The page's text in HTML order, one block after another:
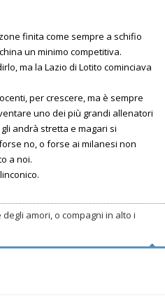
finita come sempre a schifio
un minimo competitiva.
ma la Lazio di Lotito cominciava
per crescere, ma è sempre
uno dei più grandi allenatori
andrà stretta e magari si
no, o forse ai milanesi non
a noi.
amori, o compagni in alto i